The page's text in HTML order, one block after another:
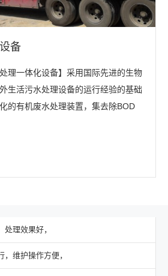
备
理一体化设备】采用国际先进的生物
生活污水处理设备的运行经验的基础
的有机废水处理装置，集去除BOD
理效果好，
维护操作方便，